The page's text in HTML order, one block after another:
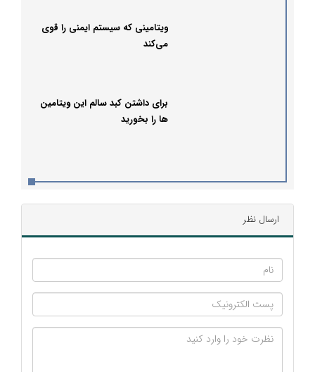
ویتامینی که سیستم ایمنی را قوی
می‌کند
برای داشتن کبد سالم این ویتامین
ها را بخورید
ارسال نظر